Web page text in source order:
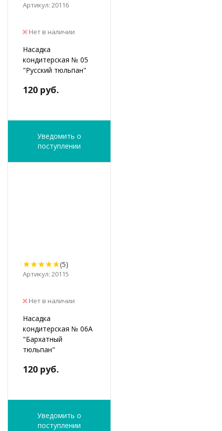
Артикул: 20116
Нет в наличии
Насадка
кондитерская № 05
"Русский тюльпан"
120 руб.
Уведомить о
поступлении
(5)
Артикул: 20115
Нет в наличии
Насадка
кондитерская № 06А
"Бархатный
тюльпан"
120 руб.
Уведомить о
поступлении